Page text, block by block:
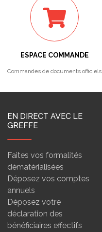
ESPACE COMMANDE
Commandes de documents officiels
EN DIRECT AVEC LE
GREFFE
Faites vos formalités
dématérialisées
Déposez vos comptes
annuels
Déposez votre
déclaration des
bénéficiaires effectifs